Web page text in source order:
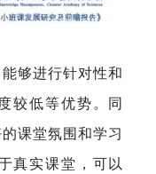
够进行针对性和
较低等优势。同
课堂氛围和学习
真实课堂，可以